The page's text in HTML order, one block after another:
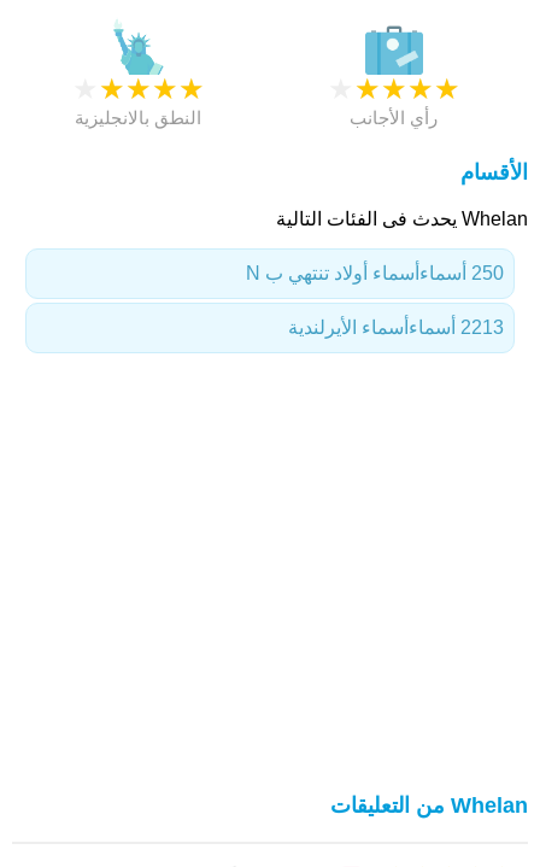
★
★
★
★
النطق بالانجليزية
★
★
★
★
رأي الأجانب
الأقسام
Whelan يحدث فى الفئات التالية
أسماء أولاد تنتهي ب N 250 أسماء
أسماء الأيرلندية 2213 أسماء
Whelan من التعليقات